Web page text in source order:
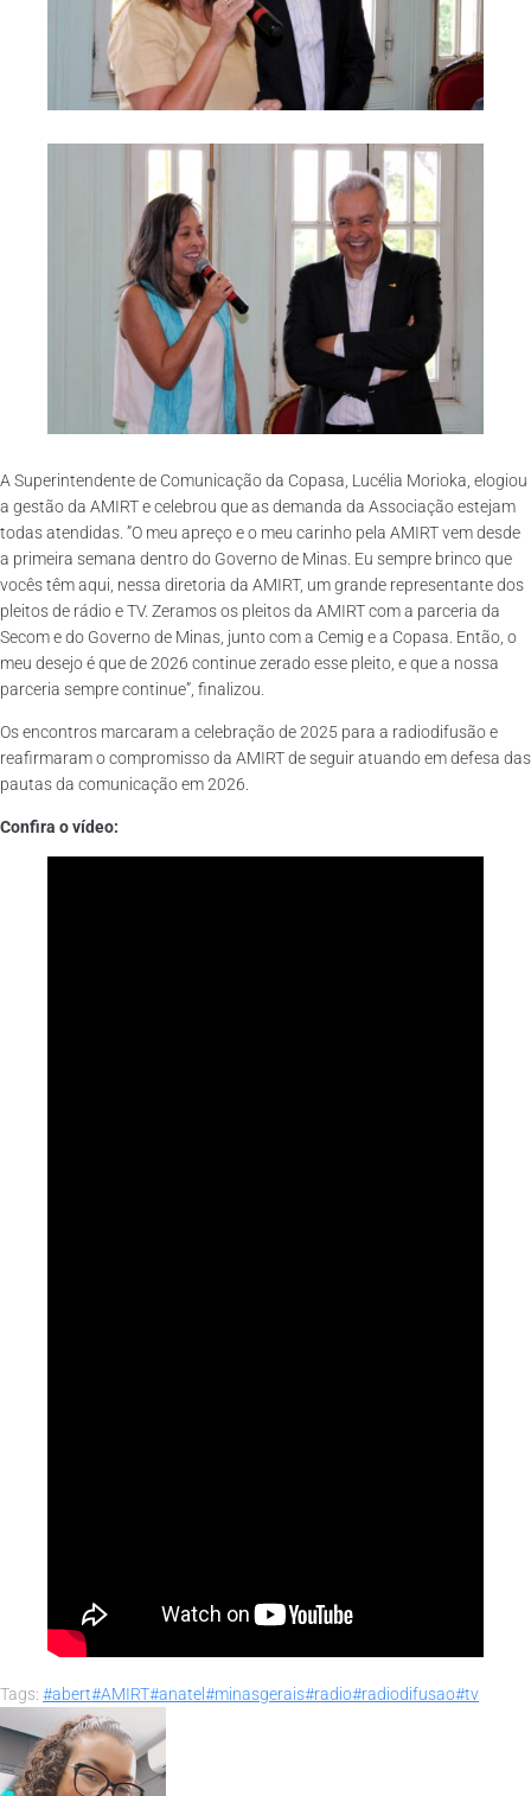
A Superintendente de Comunicação da Copasa, Lucélia Morioka, elogiou
a gestão da AMIRT e celebrou que as demanda da Associação estejam
todas atendidas. ”O meu apreço e o meu carinho pela AMIRT vem desde
a primeira semana dentro do Governo de Minas. Eu sempre brinco que
vocês têm aqui, nessa diretoria da AMIRT, um grande representante dos
pleitos de rádio e TV. Zeramos os pleitos da AMIRT com a parceria da
Secom e do Governo de Minas, junto com a Cemig e a Copasa. Então, o
meu desejo é que de 2026 continue zerado esse pleito, e que a nossa
parceria sempre continue”, finalizou.
Os encontros marcaram a celebração de 2025 para a radiodifusão e
reafirmaram o compromisso da AMIRT de seguir atuando em defesa das
pautas da comunicação em 2026.
Confira o vídeo:
Tags: #abert#AMIRT#anatel#minasgerais#radio#radiodifusao#tv